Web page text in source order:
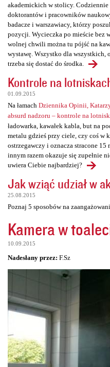
akademickich w stolicy.
doktorantów i pracowników
badacze i warszawiacy, którzy
pozycji. Wycieczka po mieście bez
wolnej chwili można tu pójść na
wystawę. Wszystko dla wszystkich,
trzeba się dostać do środka.
Kontrole na
01.09.2015
Na łamach Dziennika Opinii,
absurd nadzoru – kontrole na
ładowarka, kawałek kabla, but na
metalu gdzieś przy ciele, czy coś w
ostrzegawczy i oznacza stracone
innym razem okazuje się zupełnie
uwiera Ciebie najbardziej?
Jak wziąć udział w
25.08.2015
Poznaj 5 sposobów na
Kamera w
10.09.2015
Nadesłany przez: F.Sz